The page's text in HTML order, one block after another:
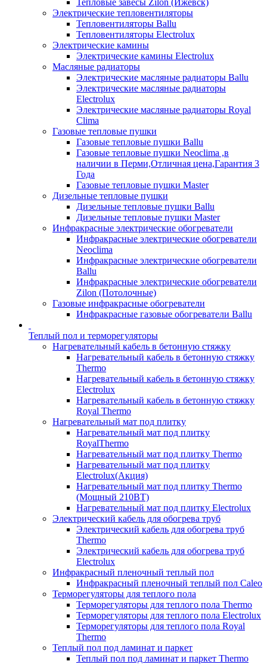
Тепловые завесы Zilon (Ижевск)
Электрические тепловентиляторы
Тепловентиляторы Ballu
Тепловентиляторы Electrolux
Электрические камины
Электрические камины Electrolux
Масляные радиаторы
Электрические масляные радиаторы Ballu
Электрические масляные радиаторы
Electrolux
Электрические масляные радиаторы Royal
Clima
Газовые тепловые пушки
Газовые тепловые пушки Ballu
Газовые тепловые пушки Neoclima ,в
наличии в Перми,Отличная цена,Гарантия 3
Года
Газовые тепловые пушки Master
Дизельные тепловые пушки
Дизельные тепловые пушки Ballu
Дизельные тепловые пушки Master
Инфракрасные электрические обогреватели
Инфракрасные электрические обогреватели
Neoclima
Инфракрасные электрические обогреватели
Ballu
Инфракрасные электрические обогреватели
Zilon (Потолочные)
Газовые инфракрасные обогреватели
Инфракрасные газовые обогреватели Ballu
Теплый пол и терморегуляторы
Нагревательный кабель в бетонную стяжку
Нагревательный кабель в бетонную стяжку
Thermo
Нагревательный кабель в бетонную стяжку
Electrolux
Нагревательный кабель в бетонную стяжку
Royal Thermo
Нагревательный мат под плитку
Нагревательный мат под плитку
RoyalThermo
Нагревательный мат под плитку Thermo
Нагревательный мат под плитку
Electrolux(Акция)
Нагревательный мат под плитку Thermo
(Мощный 210ВТ)
Нагревательный мат под плитку Electrolux
Электрический кабель для обогрева труб
Электрический кабель для обогрева труб
Thermo
Электрический кабель для обогрева труб
Electrolux
Инфракрасный пленочный теплый пол
Инфракрасный пленочный теплый пол Caleo
Терморегуляторы для теплого пола
Терморегуляторы для теплого пола Thermo
Терморегуляторы для теплого пола Electrolux
Терморегуляторы для теплого пола Royal
Thermo
Теплый пол под ламинат и паркет
Теплый пол под ламинат и паркет Thermo